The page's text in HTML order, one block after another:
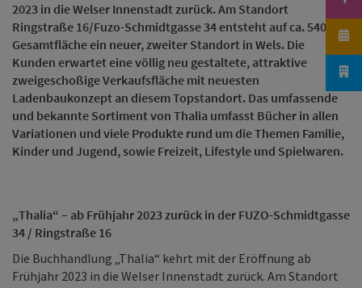
2023 in die Welser Innenstadt zurück. Am Standort
Ringstraße 16/Fuzo-Schmidtgasse 34 entsteht auf ca. 540 m²
Gesamtfläche ein neuer, zweiter Standort in Wels. Die
Kunden erwartet eine völlig neu gestaltete, attraktive
zweigeschoßige Verkaufsfläche mit neuesten
Ladenbaukonzept an diesem Topstandort. Das umfassende
und bekannte Sortiment von Thalia umfasst Bücher in allen
Variationen und viele Produkte rund um die Themen Familie,
Kinder und Jugend, sowie Freizeit, Lifestyle und Spielwaren.
„Thalia“ – ab Frühjahr 2023 zurück in der FUZO-Schmidtgasse
34 / Ringstraße 16
Die Buchhandlung „Thalia“ kehrt mit der Eröffnung ab
Frühjahr 2023 in die Welser Innenstadt zurück. Am Standort